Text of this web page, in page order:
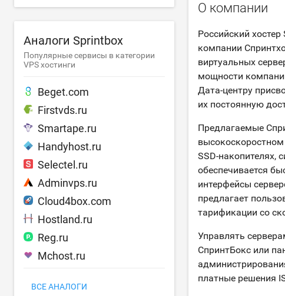
О компании
Российский
компании
виртуальных
мощности
Дата-центру
их постоянную
Предлагаемые
SSD-накопителях,
обеспечивается
интерфейсы
предлагает
тарификации со
Управлять
СпринтБокс или
платные решения
Аналоги Sprintbox
Популярные сервисы в категории
VPS хостинги
Beget.com
Firstvds.ru
Smartape.ru
Handyhost.ru
Selectel.ru
Adminvps.ru
Cloud4box.com
Hostland.ru
Reg.ru
Mchost.ru
ВСЕ АНАЛОГИ